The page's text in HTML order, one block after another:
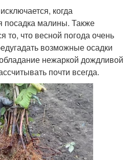
когда
посадка малины. Также
то, что весной погода очень
возможные осадки
нежаркой дождливой
почти всегда.